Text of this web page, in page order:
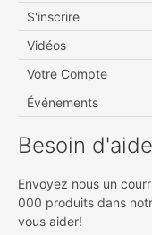
S'inscrire
Vidéos
Votre Compte
Événements
Besoin
Envoyez nous un
000 produits dans
vous aider!